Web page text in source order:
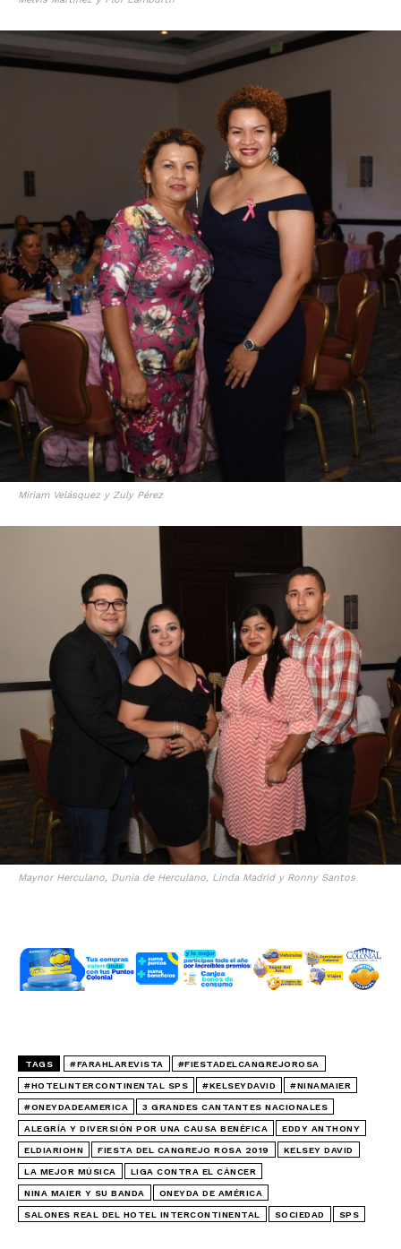
Miriam Velásquez y Zuly Pérez
Maynor Herculano, Dunia de Herculano, Linda Madrid y Ronny Santos
TAGS #FARAHLAREVISTA #FIESTADELCANGREJOROSA
#HOTELINTERCONTINENTAL SPS #KELSEYDAVID #NINAMAIER
#ONEYDADEAMERICA 3 GRANDES CANTANTES NACIONALES
ALEGRÍA Y DIVERSIÓN POR UNA CAUSA BENÉFICA EDDY ANTHONY
ELDIARIOHN FIESTA DEL CANGREJO ROSA 2019 KELSEY DAVID
LA MEJOR MÚSICA LIGA CONTRA EL CÁNCER
NINA MAIER Y SU BANDA ONEYDA DE AMÉRICA
SALONES REAL DEL HOTEL INTERCONTINENTAL SOCIEDAD SPS